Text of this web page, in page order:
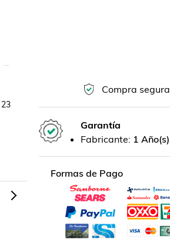
Compra segura
Garantía
Fabricante: 1 Año(s)
Formas de Pago